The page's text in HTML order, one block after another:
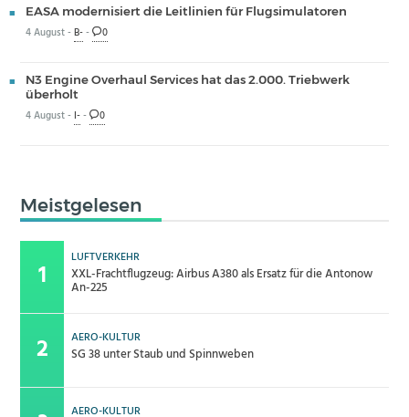
EASA modernisiert die Leitlinien für Flugsimulatoren
4 August -B-- 0
N3 Engine Overhaul Services hat das 2.000. Triebwerk
überholt
4 August - I-- 0
Meistgelesen
LUFTVERKEHR
XXL-Frachtflugzeug: Airbus A380 als Ersatz für die Antonow
An-225
AERO-KULTUR
SG 38 unter Staub und Spinnweben
AERO-KULTUR